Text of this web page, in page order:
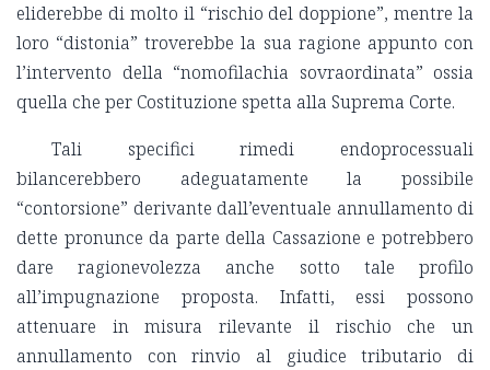
eliderebbe di molto il “rischio del doppione”, mentre la
loro “distonia” troverebbe la sua ragione appunto con
l’intervento della “nomofilachia sovraordinata” ossia
quella che per Costituzione spetta alla Suprema Corte.
Tali specifici rimedi endoprocessuali
bilancerebbero adeguatamente la possibile
“contorsione” derivante dall’eventuale annullamento di
dette pronunce da parte della Cassazione e potrebbero
dare ragionevolezza anche sotto tale profilo
all’impugnazione proposta. Infatti, essi possono
attenuare in misura rilevante il rischio che un
annullamento con rinvio al giudice tributario di